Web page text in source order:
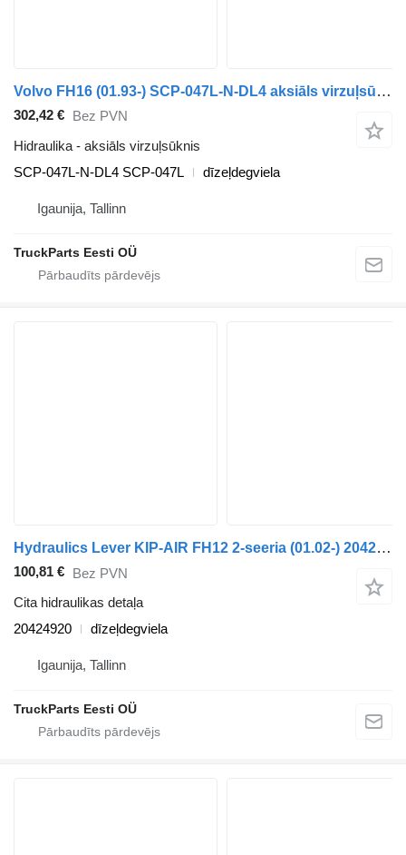
Volvo FH16 (01.93-) SCP-047L-N-DL4 aksiāls virzuļsūknis paredzēts Volvo FH12, FH16, NH12, FH, VNL780 (1993-2014) vilcēja
302,42 € Bez PVN
Hidraulika - aksiāls virzuļsūknis
SCP-047L-N-DL4 SCP-047L
dīzeļdegviela
Igaunija, Tallinn
TruckParts Eesti OÜ
Hydraulics Lever KIP-AIR FH12 2-seeria (01.02-) 20424920 paredzēts Volvo FH12, FH16, NH12, FH, VNL780 (1993-2014) vilcēja
100,81 € Bez PVN
Cita hidraulikas detaļa
20424920
dīzeļdegviela
Igaunija, Tallinn
TruckParts Eesti OÜ